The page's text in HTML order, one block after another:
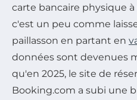
carte bancaire physique
c'est un peu comme
paillasson en partant en
données sont devenues
qu'en 2025, le site de
Booking.com a subi une